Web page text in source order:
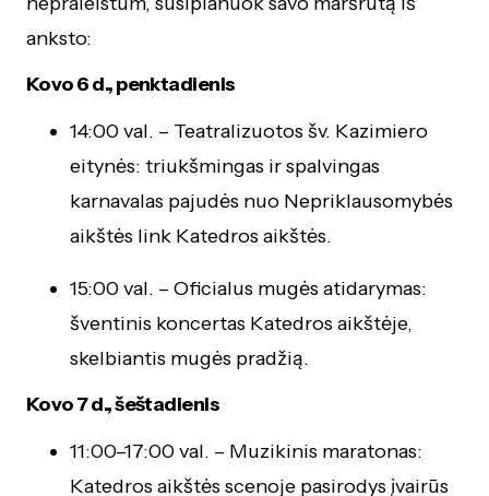
anksto:
Kovo 6 d., penktadienis
14:00 val. – Teatralizuotos šv. Kazimiero
eitynės: triukšmingas ir spalvingas
karnavalas pajudės nuo Nepriklausomybės
aikštės link Katedros aikštės.
15:00 val. – Oficialus mugės atidarymas:
šventinis koncertas Katedros aikštėje,
skelbiantis mugės pradžią.
Kovo 7 d., šeštadienis
11:00–17:00 val. – Muzikinis maratonas:
Katedros aikštės scenoje pasirodys įvairūs